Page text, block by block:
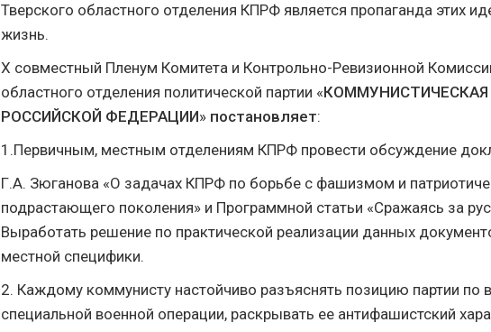
Тверского областного отделения КПРФ является пропаганда этих
жизнь.
X совместный Пленум Комитета и Контрольно-Ревизионной
областного отделения политической партии «КОММУНИСТИЧЕСКАЯ
РОССИЙСКОЙ ФЕДЕРАЦИИ» постановляет:
1.Первичным, местным отделениям КПРФ провести обсуждение
Г.А. Зюганова «О задачах КПРФ по борьбе с фашизмом и
подрастающего поколения» и Программной статьи «Сражаясь за
Выработать решение по практической реализации данных
местной специфики.
2. Каждому коммунисту настойчиво разъяснять позицию партии по
специальной военной операции, раскрывать ее антифашистский